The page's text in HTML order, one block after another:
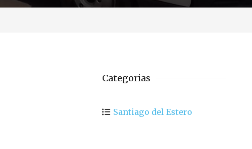
Categorias
Santiago del Estero